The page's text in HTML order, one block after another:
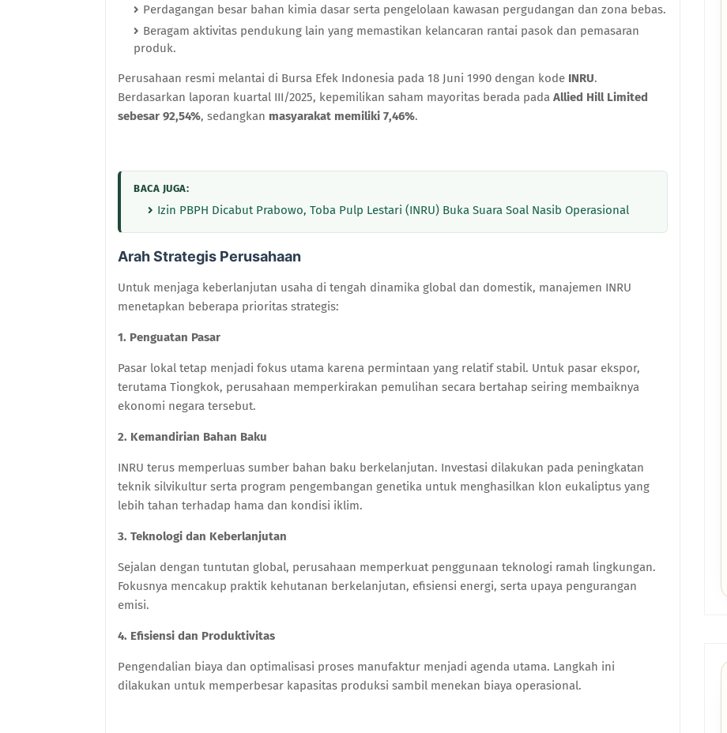
Perdagangan besar bahan kimia dasar serta pengelolaan kawasan pergudangan dan zona bebas.
Beragam aktivitas pendukung lain yang memastikan kelancaran rantai pasok dan pemasaran
produk.
Perusahaan resmi melantai di Bursa Efek Indonesia pada 18 Juni 1990 dengan kode INRU.
Berdasarkan laporan kuartal III/2025, kepemilikan saham mayoritas berada pada Allied Hill Limited
sebesar 92,54%, sedangkan masyarakat memiliki 7,46%.
BACA JUGA:
Izin PBPH Dicabut Prabowo, Toba Pulp Lestari (INRU) Buka Suara Soal Nasib Operasional
Arah Strategis Perusahaan
Untuk menjaga keberlanjutan usaha di tengah dinamika global dan domestik, manajemen INRU
menetapkan beberapa prioritas strategis:
1. Penguatan Pasar
Pasar lokal tetap menjadi fokus utama karena permintaan yang relatif stabil. Untuk pasar ekspor,
terutama Tiongkok, perusahaan memperkirakan pemulihan secara bertahap seiring membaiknya
ekonomi negara tersebut.
2. Kemandirian Bahan Baku
INRU terus memperluas sumber bahan baku berkelanjutan. Investasi dilakukan pada peningkatan
teknik silvikultur serta program pengembangan genetika untuk menghasilkan klon eukaliptus yang
lebih tahan terhadap hama dan kondisi iklim.
3. Teknologi dan Keberlanjutan
Sejalan dengan tuntutan global, perusahaan memperkuat penggunaan teknologi ramah lingkungan.
Fokusnya mencakup praktik kehutanan berkelanjutan, efisiensi energi, serta upaya pengurangan
emisi.
4. Efisiensi dan Produktivitas
Pengendalian biaya dan optimalisasi proses manufaktur menjadi agenda utama. Langkah ini
dilakukan untuk memperbesar kapasitas produksi sambil menekan biaya operasional.